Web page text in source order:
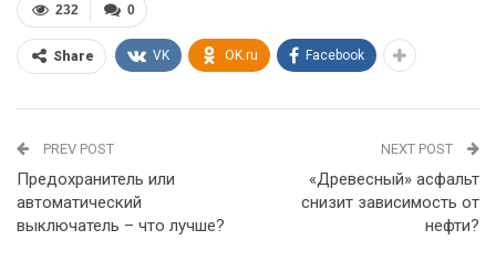
0
232
Share VK OK.ru Facebook
PREV POST
Предохранитель или
автоматический
выключатель – что лучше?
NEXT POST
«Древесный» асфальт
снизит зависимость от
нефти?